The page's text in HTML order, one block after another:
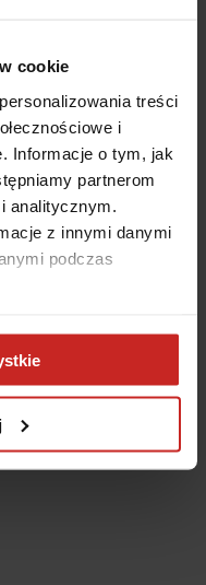
cookie
treści
i
Informacje o tym, jak
partnerom
analitycznym.
z innymi danymi
podczas
information)